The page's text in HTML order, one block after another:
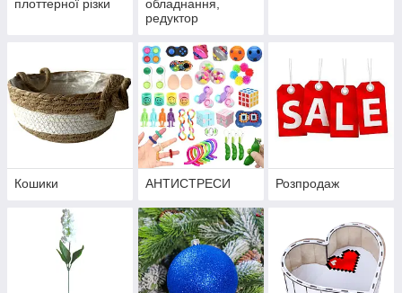
плоттерної різки
обладнання,
редуктор
Кошики АНТИСТРЕСИ Розпродаж